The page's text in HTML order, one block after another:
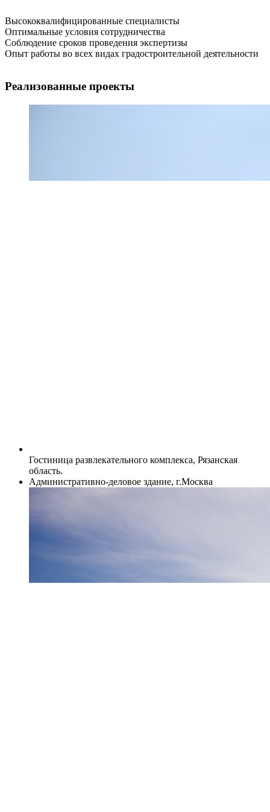
Высококвалифицированные специалисты
Оптимальные условия сотрудничества
Соблюдение сроков проведения экспертизы
Опыт работы во всех видах градостроительной деятельности
Реализованные проекты
Гостиница развлекательного комплекса, Рязанская
область.
Административно-деловое здание, г.Москва